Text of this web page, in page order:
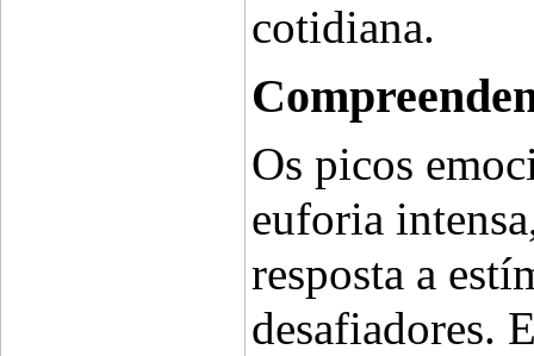
cotidiana.
Os picos
euforia
resposta a
desafiadores.